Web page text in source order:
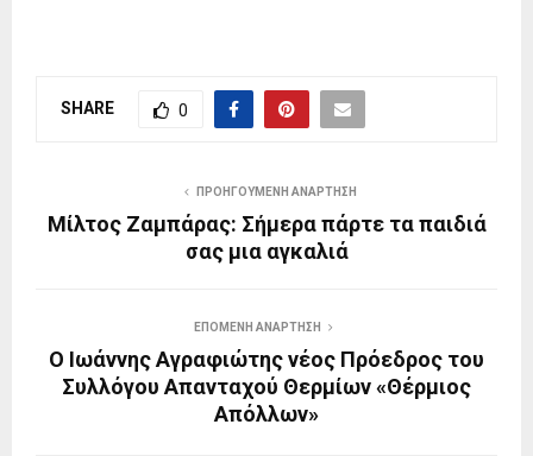
SHARE 0
ΠΡΟΗΓΟΎΜΕΝΗ ΑΝΆΡΤΗΣΗ
Μίλτος Ζαμπάρας: Σήμερα πάρτε τα παιδιά
σας μια αγκαλιά
ΕΠΌΜΕΝΗ ΑΝΆΡΤΗΣΗ
Ο Ιωάννης Αγραφιώτης νέος Πρόεδρος του
Συλλόγου Απανταχού Θερμίων «Θέρμιος
Απόλλων»